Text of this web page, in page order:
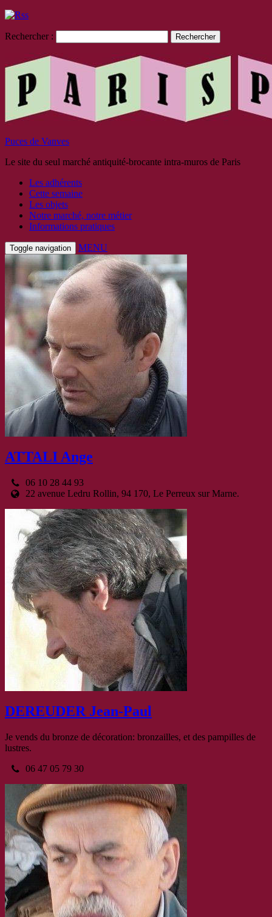
Rechercher :
Puces de Vanves
Le site du seul marché antiquité-brocante intra-muros de Paris
Les adhérents
Cette semaine
Les objets
Notre marché, notre métier
Informations pratiques
Toggle navigation MENU
ATTALI Ange
06 10 28 44 93
22 avenue Ledru Rollin, 94 170, Le Perreux sur Marne.
DEREUDER Jean-Paul
Je vends du bronze de décoration: bronzailles, et des pampilles de
lustres.
06 47 05 79 30